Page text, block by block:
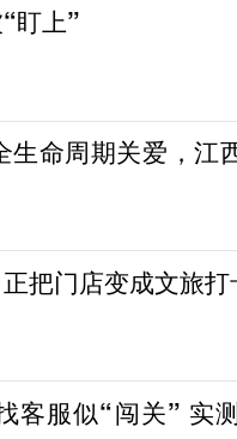
盯上”
生命周期关爱，江
把门店变成文旅
客服似“闯关” 实